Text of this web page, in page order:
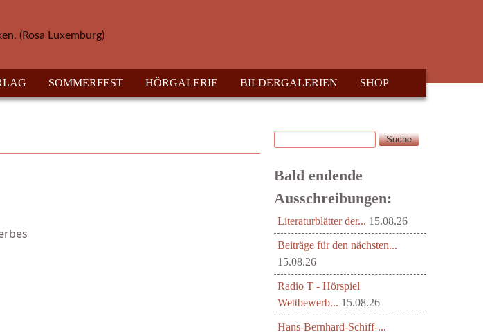
(Rosa Luxemburg)
SOMMERFEST HÖRGALERIE BILDERGALERIEN SHOP
Suchformular
Suche
Bald endende
Ausschreibungen:
Literaturblätter der... 15.08.26
Beiträge für den nächsten...
15.08.26
Radio T - Hörspiel
Wettbewerb... 15.08.26
Hans-Bernhard-Schiff-...